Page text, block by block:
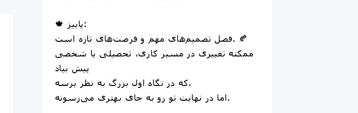
🍁 پاییز:
فصل تصمیم‌های مهم و فرصت‌های تازه است. 🍂
ممکنه تغییری در مسیر کاری، تحصیلی یا شخصی
پیش بیاد
که در نگاه اول بزرگ به نظر برسه،
اما در نهایت تو رو به جای بهتری می‌رسونه.